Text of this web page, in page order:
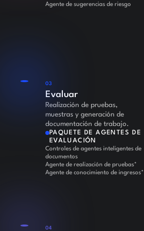
Agente de sugerencias de riesgo
03
Evaluar
Realización de pruebas,
muestras y generación de
documentación de trabajo.
PAQUETE DE AGENTES DE
EVALUACIÓN
Controles de agentes inteligentes de
documentos
Agente de realización de pruebas*
Agente de conocimiento de ingresos*
04